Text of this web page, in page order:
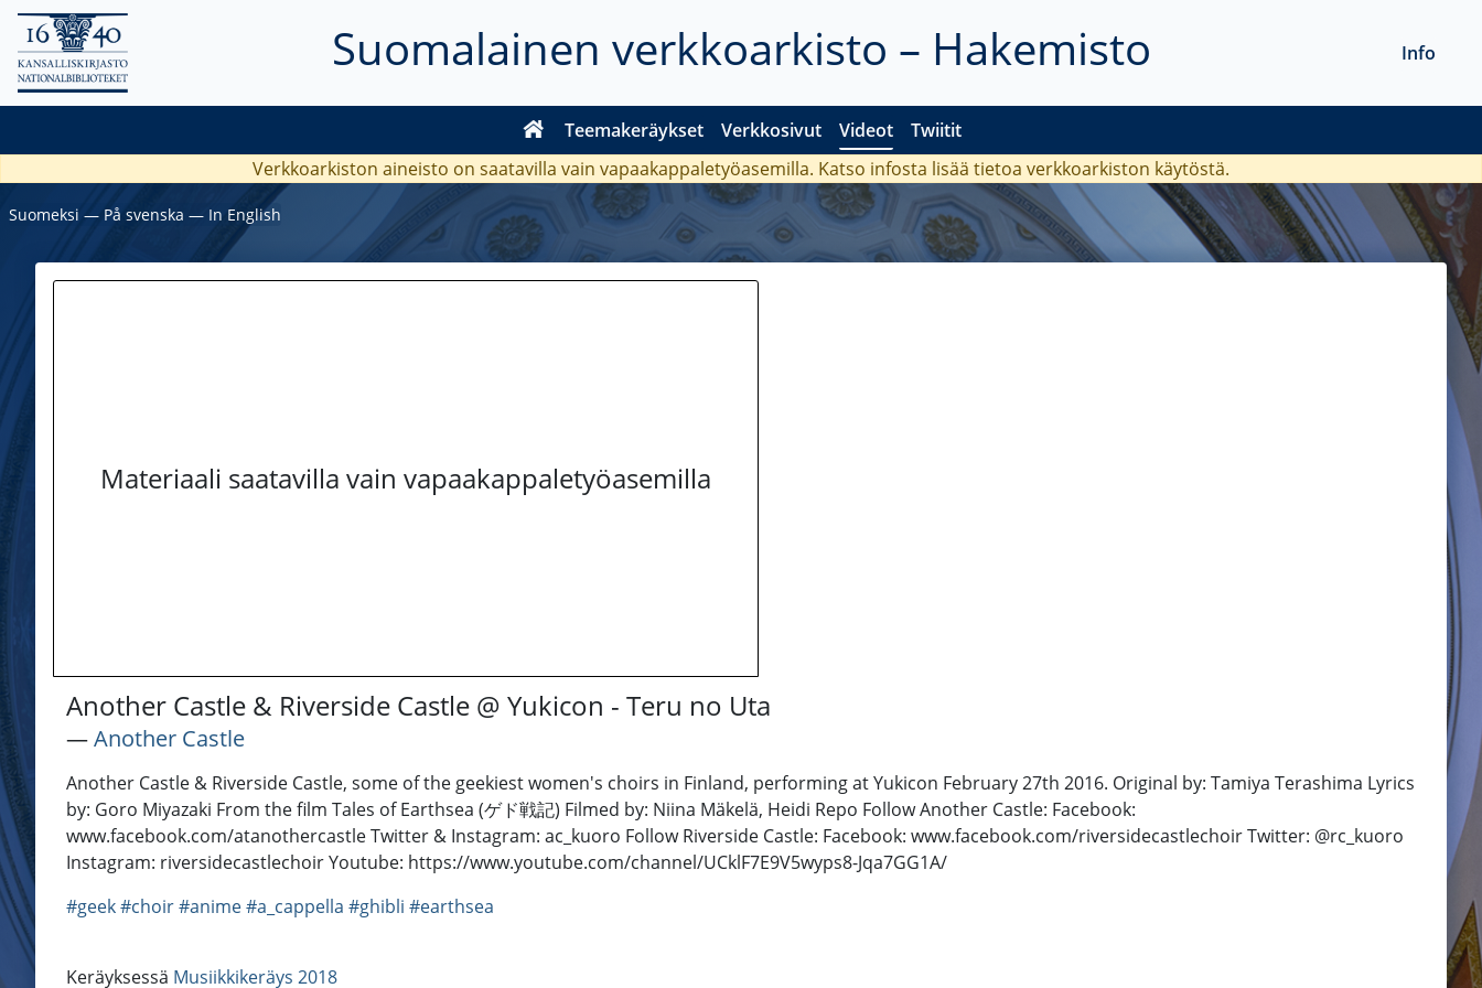
Suomalainen verkkoarkisto – Hakemisto
Teemakeräykset Verkkosivut Videot Twiitit
Info
Verkkoarkiston aineisto on saatavilla vain vapaakappaletyöasemilla. Katso infosta lisää tietoa verkkoarkiston käytöstä.
Suomeksi ― På svenska ― In English
Materiaali saatavilla vain vapaakappaletyöasemilla
Another Castle & Riverside Castle @ Yukicon - Teru no Uta
―Another Castle
Another Castle & Riverside Castle, some of the geekiest women's choirs in Finland, performing at Yukicon February 27th 2016. Original by: Tamiya Terashima Lyrics
by: Goro Miyazaki From the film Tales of Earthsea (ゲド戦記) Filmed by: Niina Mäkelä, Heidi Repo Follow Another Castle: Facebook:
www.facebook.com/atanothercastle Twitter & Instagram: ac_kuoro Follow Riverside Castle: Facebook: www.facebook.com/riversidecastlechoir Twitter: @rc_kuoro
Instagram: riversidecastlechoir Youtube: https://www.youtube.com/channel/UCklF7E9V5wyps8-Jqa7GG1A/
#geek#choir#anime#a_cappella #ghibli #earthsea
Keräyksessä Musiikkikeräys 2018